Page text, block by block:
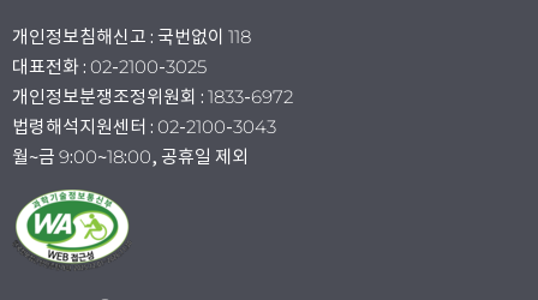
개인정보침해신고 : 국번없이 118
대표전화 : 02-2100-3025
개인정보분쟁조정위원회 : 1833-6972
법령해석지원센터 : 02-2100-3043
월~금 9:00~18:00, 공휴일 제외